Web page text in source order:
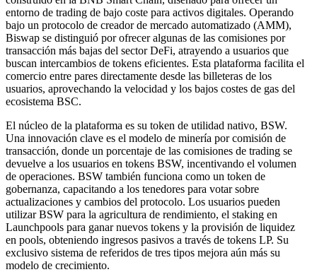
entorno de trading de bajo coste para activos digitales. Operando
bajo un protocolo de creador de mercado automatizado (AMM),
Biswap se distinguió por ofrecer algunas de las comisiones por
transacción más bajas del sector DeFi, atrayendo a usuarios que
buscan intercambios de tokens eficientes. Esta plataforma facilita el
comercio entre pares directamente desde las billeteras de los
usuarios, aprovechando la velocidad y los bajos costes de gas del
ecosistema BSC.
El núcleo de la plataforma es su token de utilidad nativo, BSW.
Una innovación clave es el modelo de minería por comisión de
transacción, donde un porcentaje de las comisiones de trading se
devuelve a los usuarios en tokens BSW, incentivando el volumen
de operaciones. BSW también funciona como un token de
gobernanza, capacitando a los tenedores para votar sobre
actualizaciones y cambios del protocolo. Los usuarios pueden
utilizar BSW para la agricultura de rendimiento, el staking en
Launchpools para ganar nuevos tokens y la provisión de liquidez
en pools, obteniendo ingresos pasivos a través de tokens LP. Su
exclusivo sistema de referidos de tres tipos mejora aún más su
modelo de crecimiento.